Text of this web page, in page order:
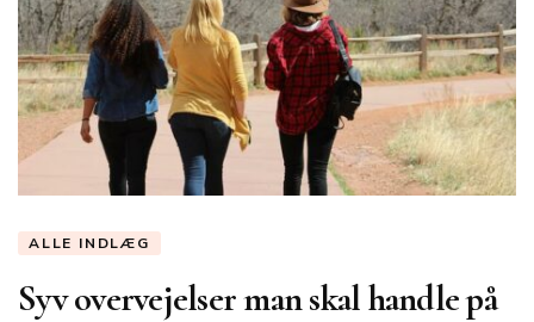
ALLE INDLÆG
Syv overvejelser man skal handle på